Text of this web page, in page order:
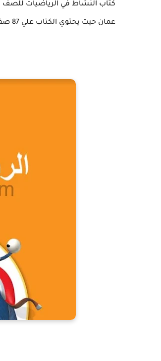
كتاب النشاط في الرياضيات للصف
عمان حيت يحتوي الكتاب علي 87 صفحة .